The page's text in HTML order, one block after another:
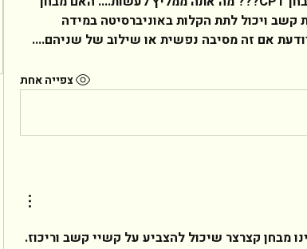
אם זה מסיבה נפשית או שילוב של שניהם....
צפייה אחת